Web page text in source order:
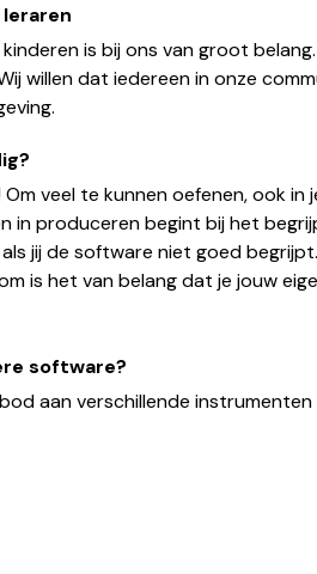
is bij ons van groot
willen dat iedereen in onze
veel te kunnen oefenen, ook
in produceren begint bij het
jij de software niet goed
is het van belang dat je jouw
software?
aan verschillende instrumenten